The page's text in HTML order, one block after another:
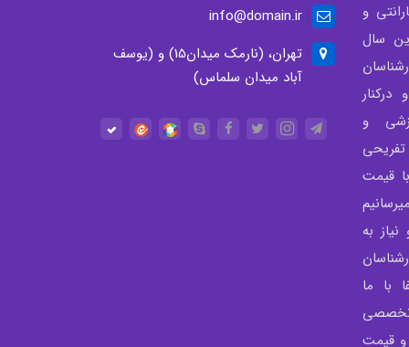
و
سال
و
قیمت
به
با ما
تخصصی
و قیمت
info@domain.ir
تهران، (نارمک میدان15) و (یوسف
آباد میدان سلماس)